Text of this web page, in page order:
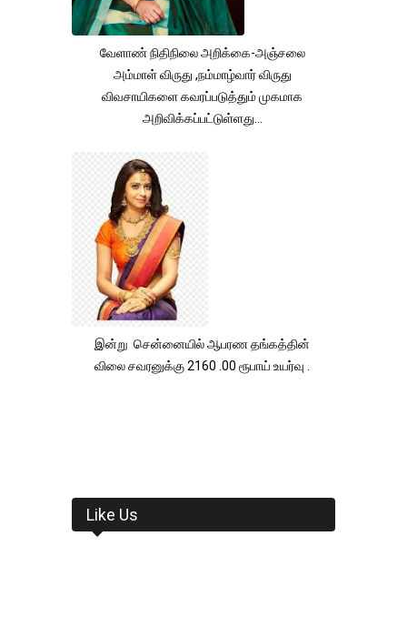
வேளாண் நிதிநிலை அறிக்கை-அஞ்சலை
அம்மாள் விருது ,நம்மாழ்வார் விருது
விவசாயிகளை கவரப்படுத்தும் முகமாக
அறிவிக்கப்பட்டுள்ளது...
இன்று சென்னையில் ஆபரண தங்கத்தின்
விலை சவரனுக்கு 2160 .00 ரூபாய் உயர்வு .
Like Us